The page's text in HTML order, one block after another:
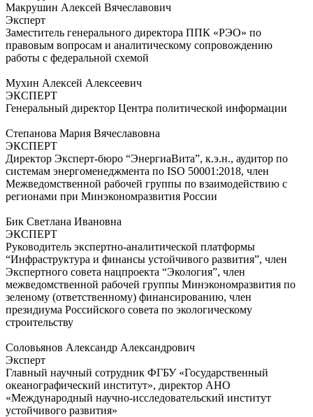
Макрушин Алексей Вячеславович
Эксперт
Заместитель генерального директора ППК «РЭО» по
правовым вопросам и аналитическому сопровождению
работы с федеральной схемой
Мухин Алексей Алексеевич
ЭКСПЕРТ
Генеральный директор Центра политической информации
Степанова Мария Вячеславовна
ЭКСПЕРТ
Директор Эксперт-бюро “ЭнергиаВита”, к.э.н., аудитор по
системам энергоменеджмента по ISO 50001:2018, член
Межведомственной рабочей группы по взаимодействию с
регионами при Минэкономразвития России
Бик Светлана Ивановна
ЭКСПЕРТ
Руководитель экспертно-аналитической платформы
“Инфраструктура и финансы устойчивого развития”, член
Экспертного совета нацпроекта “Экология”, член
межведомственной рабочей группы Минэкономразвития по
зеленому (ответственному) финансированию, член
президиума Российского совета по экологическому
строительству
Соловьянов Александр Александрович
Эксперт
Главный научный сотрудник ФГБУ «Государственный
океанографический институт», директор АНО
«Международный научно-исследовательский институт
устойчивого развития»